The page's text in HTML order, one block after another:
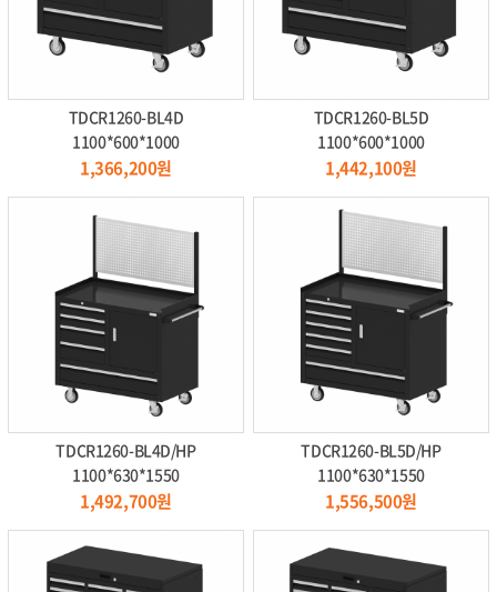
TDCR1260-BL4D
1100*600*1000
1,366,200원
TDCR1260-BL5D
1100*600*1000
1,442,100원
TDCR1260-BL4D/HP
1100*630*1550
1,492,700원
TDCR1260-BL5D/HP
1100*630*1550
1,556,500원